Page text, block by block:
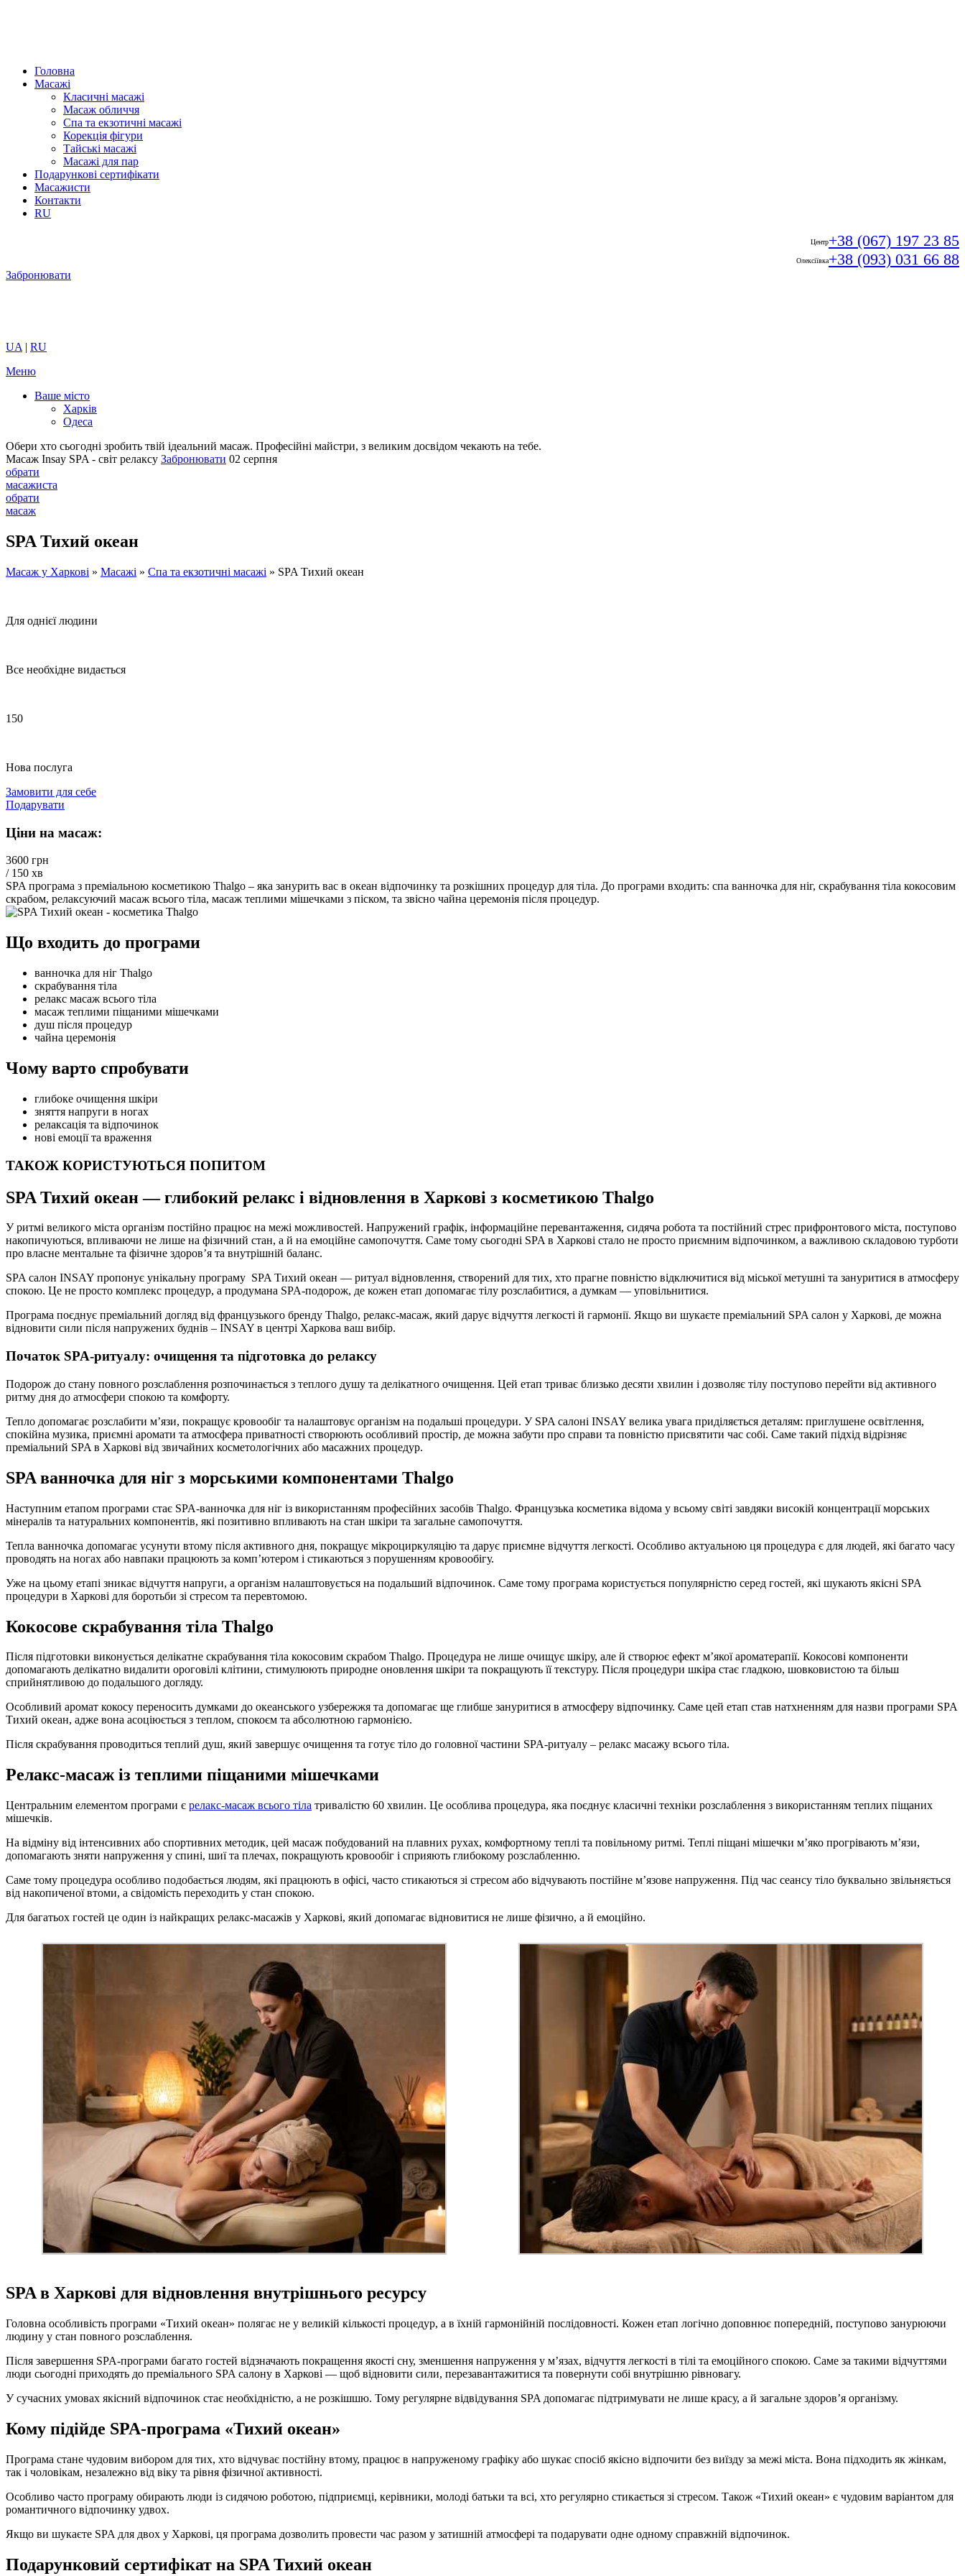
Головна
Масажі
Класичні масажі
Масаж обличчя
Спа та екзотичні масажі
Корекція фігури
Тайські масажі
Масажі для пар
Подарункові сертифікати
Масажисти
Контакти
RU
Центр+38 (067) 197 23 85
Олексіївка+38 (093) 031 66 88
Забронювати
UA | RU
Меню
Ваше місто
Харків
Одеса
Обери хто сьогодні зробить твій ідеальний масаж. Професійні майстри, з великим досвідом чекають на тебе.
Масаж Insay SPA - світ релаксу Забронювати 02 серпня
обрати
масажиста
обрати
масаж
SPA Тихий океан
Масаж у Харкові » Масажі » Спа та екзотичні масажі » SPA Тихий океан
Для однієї людини
Все необхідне видається
150
Нова послуга
Замовити для себе
Подарувати
Ціни на масаж:
3600 грн
/ 150 хв
SPA програма з преміальною косметикою Thalgo – яка занурить вас в океан відпочинку та розкішних процедур для тіла. До програми входить: cпа ванночка для ніг, скрабування тіла кокосовим
скрабом, релаксуючий масаж всього тіла, масаж теплими мішечками з піском, та звісно чайна церемонія після процедур.
Що входить до програми
ванночка для ніг Thalgo
скрабування тіла
релакс масаж всього тіла
масаж теплими піщаними мішечками
душ після процедур
чайна церемонія
Чому варто спробувати
глибоке очищення шкіри
зняття напруги в ногах
релаксація та відпочинок
нові емоції та враження
ТАКОЖ КОРИСТУЮТЬСЯ ПОПИТОМ
SPA Тихий океан — глибокий релакс і відновлення в Харкові з косметикою Thalgo
У ритмі великого міста організм постійно працює на межі можливостей. Напружений графік, інформаційне перевантаження, сидяча робота та постійний стрес прифронтового міста, поступово
накопичуються, впливаючи не лише на фізичний стан, а й на емоційне самопочуття. Саме тому сьогодні SPA в Харкові стало не просто приємним відпочинком, а важливою складовою турботи
про власне ментальне та фізичне здоров’я та внутрішній баланс.
SPA салон INSAY пропонує унікальну програму SPA Тихий океан — ритуал відновлення, створений для тих, хто прагне повністю відключитися від міської метушні та зануритися в атмосферу
спокою. Це не просто комплекс процедур, а продумана SPA-подорож, де кожен етап допомагає тілу розслабитися, а думкам — уповільнитися.
Програма поєднує преміальний догляд від французького бренду Thalgo, релакс-масаж, який дарує відчуття легкості й гармонії. Якщо ви шукаєте преміальний SPA салон у Харкові, де можна
відновити сили після напружених буднів – INSAY в центрі Харкова ваш вибір.
Початок SPA-ритуалу: очищення та підготовка до релаксу
Подорож до стану повного розслаблення розпочинається з теплого душу та делікатного очищення. Цей етап триває близько десяти хвилин і дозволяє тілу поступово перейти від активного
ритму дня до атмосфери спокою та комфорту.
Тепло допомагає розслабити м’язи, покращує кровообіг та налаштовує організм на подальші процедури. У SPA салоні INSAY велика увага приділяється деталям: приглушене освітлення,
спокійна музика, приємні аромати та атмосфера приватності створюють особливий простір, де можна забути про справи та повністю присвятити час собі. Саме такий підхід відрізняє
преміальний SPA в Харкові від звичайних косметологічних або масажних процедур.
SPA ванночка для ніг з морськими компонентами Thalgo
Наступним етапом програми стає SPA-ванночка для ніг із використанням професійних засобів Thalgo. Французька косметика відома у всьому світі завдяки високій концентрації морських
мінералів та натуральних компонентів, які позитивно впливають на стан шкіри та загальне самопочуття.
Тепла ванночка допомагає усунути втому після активного дня, покращує мікроциркуляцію та дарує приємне відчуття легкості. Особливо актуальною ця процедура є для людей, які багато часу
проводять на ногах або навпаки працюють за комп’ютером і стикаються з порушенням кровообігу.
Уже на цьому етапі зникає відчуття напруги, а організм налаштовується на подальший відпочинок. Саме тому програма користується популярністю серед гостей, які шукають якісні SPA
процедури в Харкові для боротьби зі стресом та перевтомою.
Кокосове скрабування тіла Thalgo
Після підготовки виконується делікатне скрабування тіла кокосовим скрабом Thalgo. Процедура не лише очищує шкіру, але й створює ефект м’якої ароматерапії. Кокосові компоненти
допомагають делікатно видалити ороговілі клітини, стимулюють природне оновлення шкіри та покращують її текстуру. Після процедури шкіра стає гладкою, шовковистою та більш
сприйнятливою до подальшого догляду.
Особливий аромат кокосу переносить думками до океанського узбережжя та допомагає ще глибше зануритися в атмосферу відпочинку. Саме цей етап став натхненням для назви програми SPA
Тихий океан, адже вона асоціюється з теплом, спокоєм та абсолютною гармонією.
Після скрабування проводиться теплий душ, який завершує очищення та готує тіло до головної частини SPA-ритуалу – релакс масажу всього тіла.
Релакс-масаж із теплими піщаними мішечками
Центральним елементом програми є релакс-масаж всього тіла тривалістю 60 хвилин. Це особлива процедура, яка поєднує класичні техніки розслаблення з використанням теплих піщаних
мішечків.
На відміну від інтенсивних або спортивних методик, цей масаж побудований на плавних рухах, комфортному теплі та повільному ритмі. Теплі піщані мішечки м’яко прогрівають м’язи,
допомагають зняти напруження у спині, шиї та плечах, покращують кровообіг і сприяють глибокому розслабленню.
Саме тому процедура особливо подобається людям, які працюють в офісі, часто стикаються зі стресом або відчувають постійне м’язове напруження. Під час сеансу тіло буквально звільняється
від накопиченої втоми, а свідомість переходить у стан спокою.
Для багатьох гостей це один із найкращих релакс-масажів у Харкові, який допомагає відновитися не лише фізично, а й емоційно.
SPA в Харкові для відновлення внутрішнього ресурсу
Головна особливість програми «Тихий океан» полягає не у великій кількості процедур, а в їхній гармонійній послідовності. Кожен етап логічно доповнює попередній, поступово занурюючи
людину у стан повного розслаблення.
Після завершення SPA-програми багато гостей відзначають покращення якості сну, зменшення напруження у м’язах, відчуття легкості в тілі та емоційного спокою. Саме за такими відчуттями
люди сьогодні приходять до преміального SPA салону в Харкові — щоб відновити сили, перезавантажитися та повернути собі внутрішню рівновагу.
У сучасних умовах якісний відпочинок стає необхідністю, а не розкішшю. Тому регулярне відвідування SPA допомагає підтримувати не лише красу, а й загальне здоров’я організму.
Кому підійде SPA-програма «Тихий океан»
Програма стане чудовим вибором для тих, хто відчуває постійну втому, працює в напруженому графіку або шукає спосіб якісно відпочити без виїзду за межі міста. Вона підходить як жінкам,
так і чоловікам, незалежно від віку та рівня фізичної активності.
Особливо часто програму обирають люди із сидячою роботою, підприємці, керівники, молоді батьки та всі, хто регулярно стикається зі стресом. Також «Тихий океан» є чудовим варіантом для
романтичного відпочинку удвох.
Якщо ви шукаєте SPA для двох у Харкові, ця програма дозволить провести час разом у затишній атмосфері та подарувати одне одному справжній відпочинок.
Подарунковий сертифікат на SPA Тихий океан